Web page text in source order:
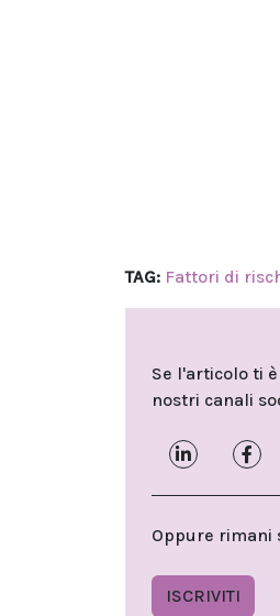
TAG: Fattori di
Se l'articolo ti
nostri canali
Oppure rimani
ISCRIVITI